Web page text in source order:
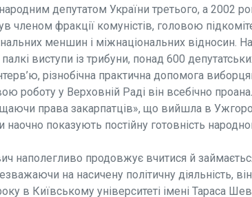
депутатом України третього, а 2002
членом фракції комуністів, головою
меншин і міжнаціональних відносин.
виступи із трибуни, понад 600
різнобічна практична допомога
роботу у Верховній Раді він всебічно
права закарпатців», що вийшла в
наочно показують постійну готовність
наполегливо продовжує вчитися й
на насичену політичну діяльність,
в Київському університеті імені Тараса